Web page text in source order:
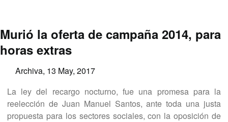
Murió la oferta de campaña 2014, para
horas extras
Archiva, 13 May, 2017
La ley del recargo nocturno, fue una promesa para la
reelección de Juan Manuel Santos, ante toda una justa
propuesta para los sectores sociales, con la oposición de